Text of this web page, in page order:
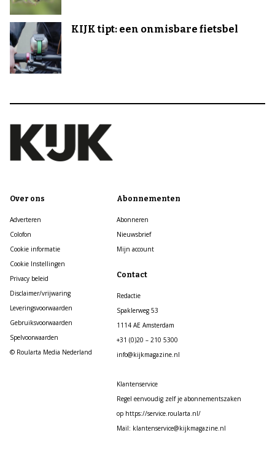
KIJK tipt: een onmisbare fietsbel
Over ons
Adverteren
Colofon
Cookie informatie
Cookie Instellingen
Privacy beleid
Disclaimer/vrijwaring
Leveringsvoorwaarden
Gebruiksvoorwaarden
Spelvoorwaarden
© Roularta Media Nederland
Abonnementen
Abonneren
Nieuwsbrief
Mijn account
Contact
Redactie
Spaklerweg 53
1114 AE Amsterdam
+31 (0)20 – 210 5300
info@kijkmagazine.nl
Klantenservice
Regel eenvoudig zelf je abonnementszaken
op https://service.roularta.nl/
Mail: klantenservice@kijkmagazine.nl